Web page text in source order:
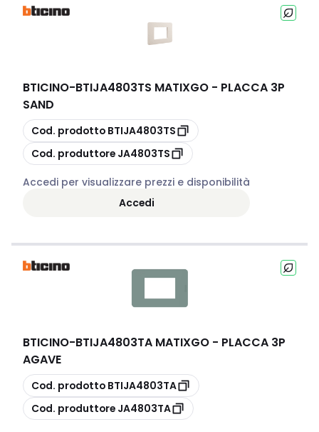
BTICINO-BTIJA4803TS MATIXGO - PLACCA 3P
SAND
copia
Cod. prodotto BTIJA4803TS
copia
Cod. produttore JA4803TS
Accedi per visualizzare prezzi e disponibilità
Accedi
BTICINO-BTIJA4803TA MATIXGO - PLACCA 3P
AGAVE
copia
Cod. prodotto BTIJA4803TA
copia
Cod. produttore JA4803TA